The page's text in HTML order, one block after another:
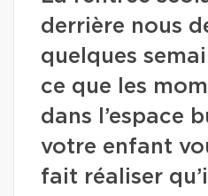
derrière nous
quelques
ce que les
dans l’espace
votre enfant
fait réaliser